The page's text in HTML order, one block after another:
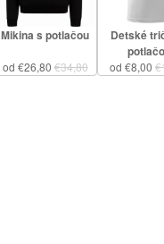
Mikina s potlačou
od €26,80€34,80
Detské
od €8,00